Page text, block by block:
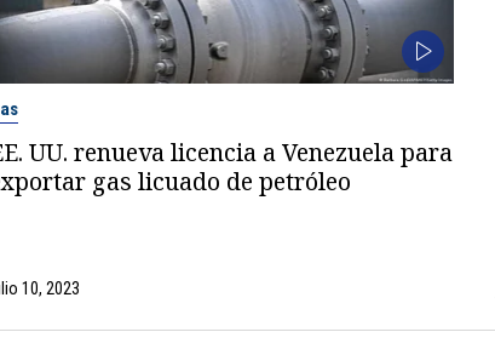
UU. renueva licencia a Venezuela para
gas licuado de petróleo
10, 2023